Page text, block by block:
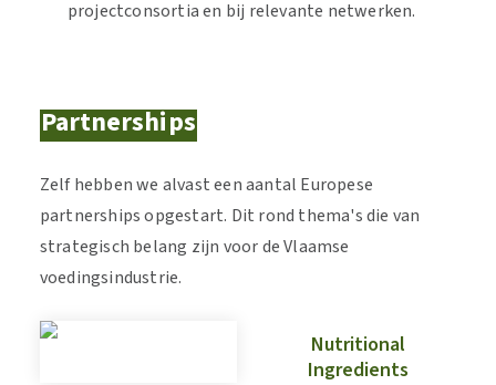
projectconsortia en bij relevante netwerken.
Partnerships
Zelf hebben we alvast een aantal Europese
partnerships opgestart. Dit rond thema's die van
strategisch belang zijn voor de Vlaamse
voedingsindustrie.
Nutritional
Ingredients